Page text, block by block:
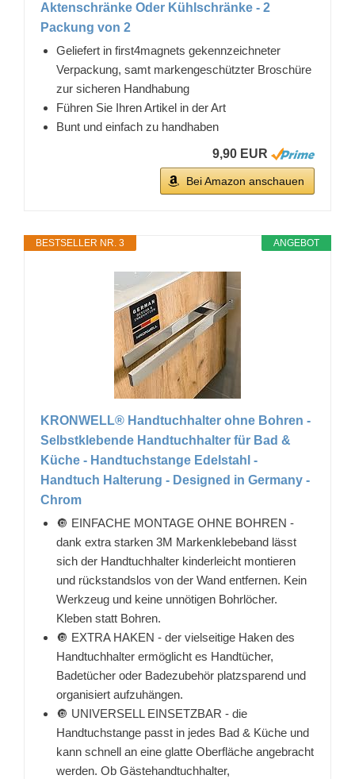
Aktenschränke Oder Kühlschränke - 2
Packung von 2
Geliefert in first4magnets gekennzeichneter
Verpackung, samt markengeschützter Broschüre
zur sicheren Handhabung
Führen Sie Ihren Artikel in der Art
Bunt und einfach zu handhaben
9,90 EUR
Bei Amazon anschauen
ANGEBOT
BESTSELLER NR. 3
KRONWELL® Handtuchhalter ohne Bohren -
Selbstklebende Handtuchhalter für Bad &
Küche - Handtuchstange Edelstahl -
Handtuch Halterung - Designed in Germany -
Chrom
🔘 EINFACHE MONTAGE OHNE BOHREN -
dank extra starken 3M Markenklebeband lässt
sich der Handtuchhalter kinderleicht montieren
und rückstandslos von der Wand entfernen. Kein
Werkzeug und keine unnötigen Bohrlöcher.
Kleben statt Bohren.
🔘 EXTRA HAKEN - der vielseitige Haken des
Handtuchhalter ermöglicht es Handtücher,
Badetücher oder Badezubehör platzsparend und
organisiert aufzuhängen.
🔘 UNIVERSELL EINSETZBAR - die
Handtuchstange passt in jedes Bad & Küche und
kann schnell an eine glatte Oberfläche angebracht
werden. Ob Gästehandtuchhalter,